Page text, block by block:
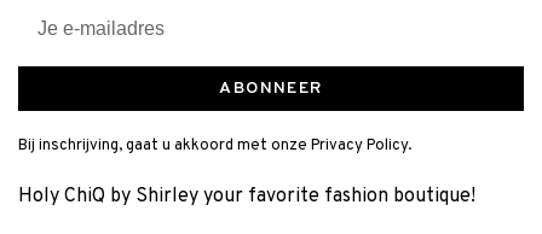
ABONNEER
Bij inschrijving, gaat u akkoord met onze Privacy Policy.
Holy ChiQ by Shirley your favorite fashion boutique!